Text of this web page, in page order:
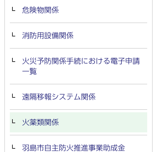
危険物関係
消防用設備関係
火災予防関係手続における電子申請
一覧
遠隔移報システム関係
火薬類関係
羽島市自主防火推進事業助成金